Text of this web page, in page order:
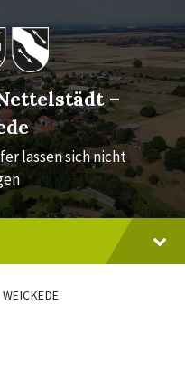
–
lassen sich nicht
WEICKEDE